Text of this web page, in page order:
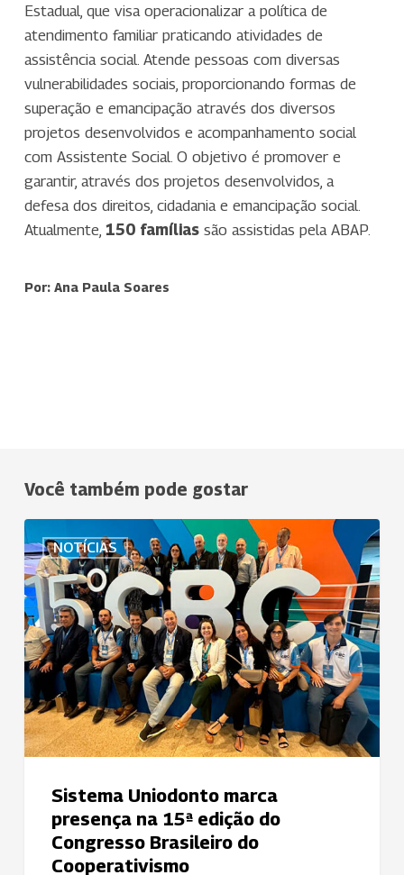
Estadual, que visa operacionalizar a política de
atendimento familiar praticando atividades de
assistência social. Atende pessoas com diversas
vulnerabilidades sociais, proporcionando formas de
superação e emancipação através dos diversos
projetos desenvolvidos e acompanhamento social
com Assistente Social. O objetivo é promover e
garantir, através dos projetos desenvolvidos, a
defesa dos direitos, cidadania e emancipação social.
Atualmente, 150 famíliassão assistidas pela ABAP.
Por: Ana Paula Soares
Você também pode gostar
NOTÍCIAS
Sistema
Uniodonto
marca
presença
na
15ª
edição
do
Congresso
Brasileiro
Cooperativismo
Sistema Uniodonto marca
presença na 15ª edição do
Congresso Brasileiro do
Cooperativismo